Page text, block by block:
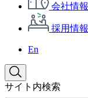
会社情報
採用情報
En
サイト内検索